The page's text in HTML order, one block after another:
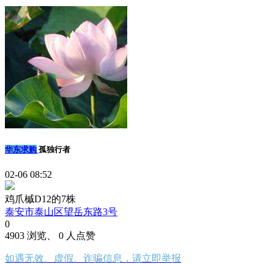
华东求购 孤独行者
02-06 08:52
鸡爪槭D12的7株
泰安市泰山区望岳东路3号
0
4903 浏览、 0 人点赞
如遇无效、虚假、诈骗信息，请立即举报